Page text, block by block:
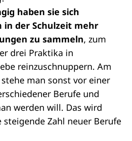
haben sie sich
in der Schulzeit mehr
zu sammeln, zum
drei Praktika in
reinzuschnuppern. Am
man sonst vor einer
Berufe und
werden will. Das wird
Zahl neuer Berufe